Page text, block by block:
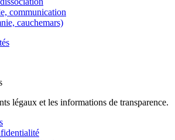
communication
cauchemars)
légaux et les informations de transparence.